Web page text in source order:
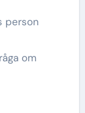
person
om